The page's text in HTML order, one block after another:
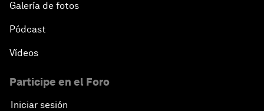
Galería de fotos
Pódcast
Vídeos
Participe en el Foro
Iniciar sesión